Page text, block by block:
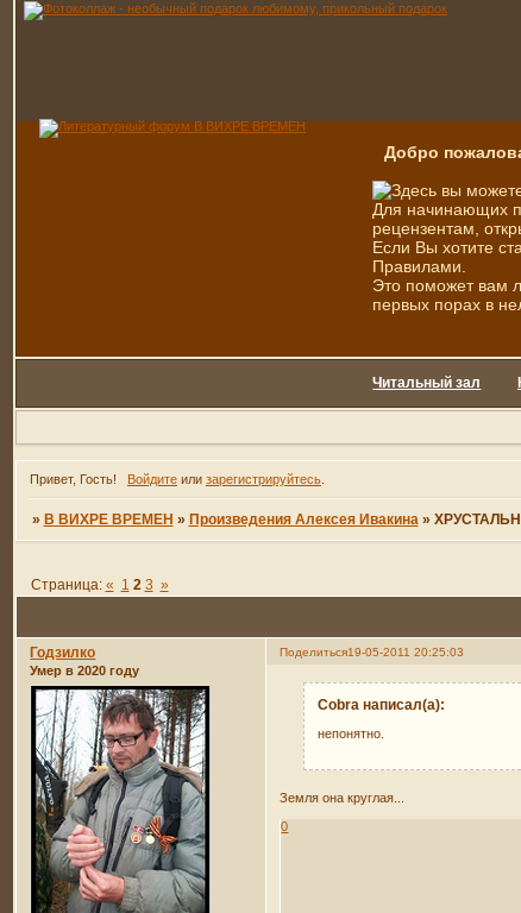
Добро
Здесь вы
Для начинающих
рецензентам,
Если Вы хотите
Правилами.
Это поможет вам
первых порах в
Читальный зал
Привет, Гость! Войдитеили зарегистрируйтесь.
» В ВИХРЕ ВРЕМЕН » Произведения Алексея Ивакина »
Страница: « 1 2 3 »
Поделиться19-05-2011 20:25:03
Годзилко
Умер в 2020 году
Cobra написал(а):
непонятно.
Земля она круглая...
0